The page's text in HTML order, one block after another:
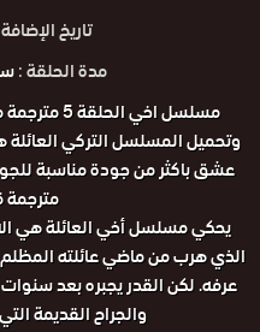
تاريخ
مدة الحلقة :
مسلسل
يحكي مسلسل أخي العائلة هي
الذي هرب من ماضي عائلته المظلم
عرفه. لكن القدر يجبره بعد
والجراح القديمة